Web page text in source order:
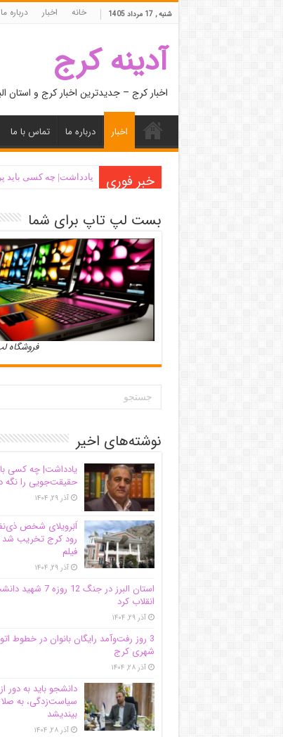
شنبه , 17 مرداد 1405 خانه اخبار درباره ما
آدینه کرج
اخبار کرج – جدیدترین اخبار کرج و استان
اخبار درباره ما تماس با ما
خبر فوری یادداشت| ‌چه کسی باید
بست لپ تاپ برای شما
فروشگاه
نوشته‌های اخیر
یادداشت| ‌چه کسی
حقیقت‌جویی را نگه
آذر ۲۹, ۱۴۰۴
اَبَر‌ویلای شخص
رود کرج تخریب شد
فیلم
آذر ۲۹, ۱۴۰۴
استان البرز در جنگ 12
انقلاب کرد
آذر ۲۹, ۱۴۰۴
3 روز رفت‌وآمد رایگان بانوان در خطوط
شهری کرج
آذر ۲۸, ۱۴۰۴
دانشجو باید به دور از
سیاست‌زدگی، به
بیندیشد
آذر ۲۸, ۱۴۰۴